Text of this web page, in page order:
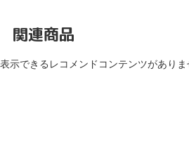
関連商品
表示できるレコメンドコンテンツがありま